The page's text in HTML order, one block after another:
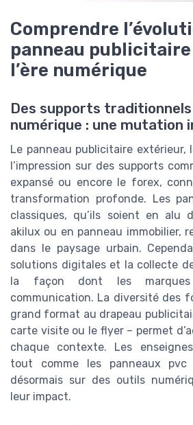
Comprendre
panneau
l’ère numérique
Des supports traditionnels
numérique : une mutation
Le panneau publicitaire extérieur,
l’impression sur des supports
expansé ou encore le forex,
transformation profonde. Les
classiques, qu’ils soient en alu
akilux ou en panneau immobilier,
dans le paysage urbain.
solutions digitales et la collecte
la façon dont les marques
communication. La diversité des
grand format au drapeau
carte visite ou le flyer – permet
chaque contexte. Les
tout comme les panneaux pvc
désormais sur des outils
leur impact.